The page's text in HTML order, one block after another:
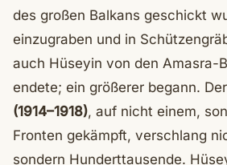
des großen Balkans geschickt
einzugraben und in
auch Hüseyin von den Amasra-
endete; ein größerer begann.
(1914–1918), auf nicht einem,
Fronten gekämpft, verschlang
sondern Hunderttausende.